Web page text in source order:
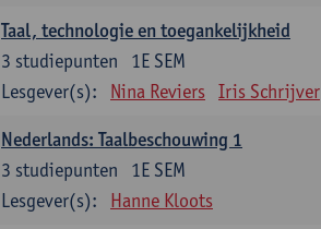
Taal, technologie en toegankelijkheid
1E SEM
3 studiepunten
Lesgever(s):
Nina Reviers Iris Schrijver
Nederlands: Taalbeschouwing 1
1E SEM
3 studiepunten
Lesgever(s):
Hanne Kloots